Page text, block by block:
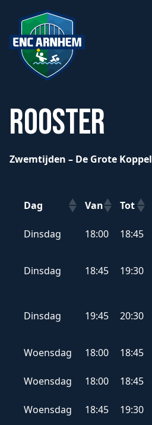
Rooster
Zwemtijden – De Grote Koppel
Dag Van Tot
Dag
Van Tot
Dinsdag 18:00 18:45
Dinsdag 18:45 19:30
Dinsdag 19:45 20:30
Woensdag 18:00 18:45
Woensdag 18:00 18:45
Woensdag 18:45 19:30